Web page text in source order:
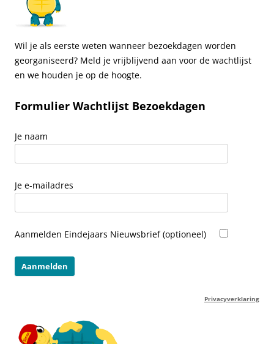
Wil je als eerste weten wanneer bezoekdagen worden
georganiseerd? Meld je vrijblijvend aan voor de wachtlijst
en we houden je op de hoogte.
Formulier Wachtlijst Bezoekdagen
Je naam
Je e-mailadres
Aanmelden Eindejaars Nieuwsbrief (optioneel)
Privacyverklaring